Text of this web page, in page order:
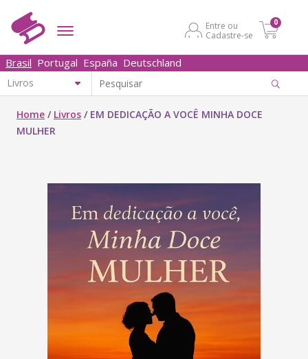
Entre ou
Cadastre-se
0
Brasil Portugal España Deutschland
Home / Livros / EM DEDICAÇÃO A VOCÊ MINHA DOCE
MULHER